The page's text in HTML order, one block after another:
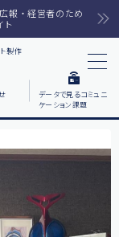
報・経営者のため
ト
製作
データで見るコミュニ
ケーション課題